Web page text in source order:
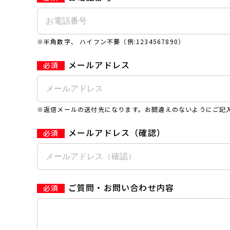
※半角数字、 ハイフン不要（例:1234567890）
メールアドレス
※返信メールの送付先になります。お間違えのないようにご記
メールアドレス（確認）
ご質問・お問い合わせ内容